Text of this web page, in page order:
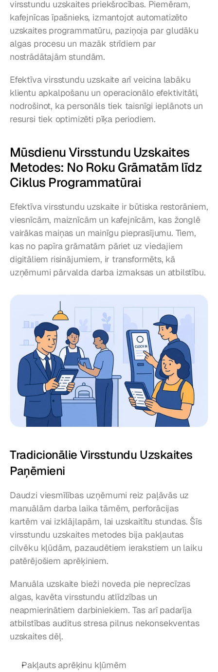
virsstundu uzskaites priekšrocības. Piemēram,
kafejnīcas īpašnieks, izmantojot automatizēto
uzskaites programmatūru, paziņoja par gludāku
algas procesu un mazāk strīdiem par
nostrādātajām stundām.
Efektīva virsstundu uzskaite arī veicina labāku
klientu apkalpošanu un operacionālo efektivitāti,
nodrošinot, ka personāls tiek taisnīgi ieplānots un
resursi tiek optimizēti pīķa periodiem.
Mūsdienu Virsstundu Uzskaites
Metodes: No Roku Grāmatām līdz
Ciklus Programmatūrai
Efektīva virsstundu uzskaite ir būtiska restorāniem,
viesnīcām, maiznīcām un kafejnīcām, kas žonglē
vairākas maiņas un mainīgu pieprasījumu. Tiem,
kas no papīra grāmatām pāriet uz viedajiem
digitāliem risinājumiem, ir transformēts, kā
uzņēmumi pārvalda darba izmaksas un atbilstību.
Tradicionālie Virsstundu Uzskaites
Paņēmieni
Daudzi viesmīlības uzņēmumi reiz paļāvās uz
manuālām darba laika tāmēm, perforācijas
kartēm vai izklājlapām, lai uzskaitītu stundas. Šīs
virsstundu uzskaites metodes bija pakļautas
cilvēku kļūdām, pazaudētiem ierakstiem un laiku
patērējošiem aprēķiniem.
Manuāla uzskaite bieži noveda pie neprecīzas
algas, kavēta virsstundu atlīdzības un
neapmierinātiem darbiniekiem. Tas arī padarīja
atbilstības auditus stresa pilnus nekonsekventas
uzskaites dēļ.
Pakļauts aprēķinu kļūmēm